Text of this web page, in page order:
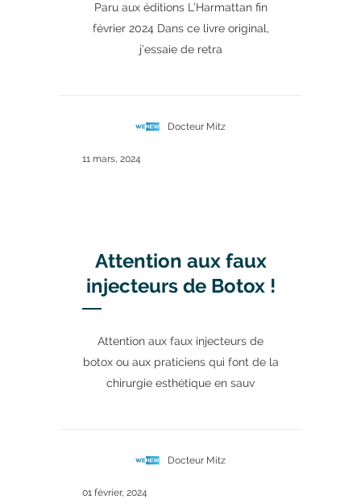
Paru aux éditions L’Harmattan fin
février 2024 Dans ce livre original,
j’essaie de retra
Docteur Mitz
11 mars, 2024
Attention aux faux
injecteurs de Botox !
Attention aux faux injecteurs de
botox ou aux praticiens qui font de la
chirurgie esthétique en sauv
Docteur Mitz
01 février, 2024